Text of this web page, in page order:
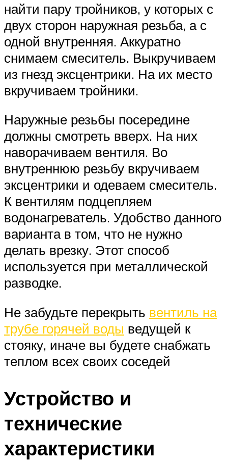
найти пару тройников, у которых с
двух сторон наружная резьба, а с
одной внутренняя. Аккуратно
снимаем смеситель. Выкручиваем
из гнезд эксцентрики. На их место
вкручиваем тройники.
Наружные резьбы посередине
должны смотреть вверх. На них
наворачиваем вентиля. Во
внутреннюю резьбу вкручиваем
эксцентрики и одеваем смеситель.
К вентилям подцепляем
водонагреватель. Удобство данного
варианта в том, что не нужно
делать врезку. Этот способ
используется при металлической
разводке.
Не забудьте перекрыть вентиль на
трубе горячей воды ведущей к
стояку, иначе вы будете снабжать
теплом всех своих соседей
Устройство и
технические
характеристики